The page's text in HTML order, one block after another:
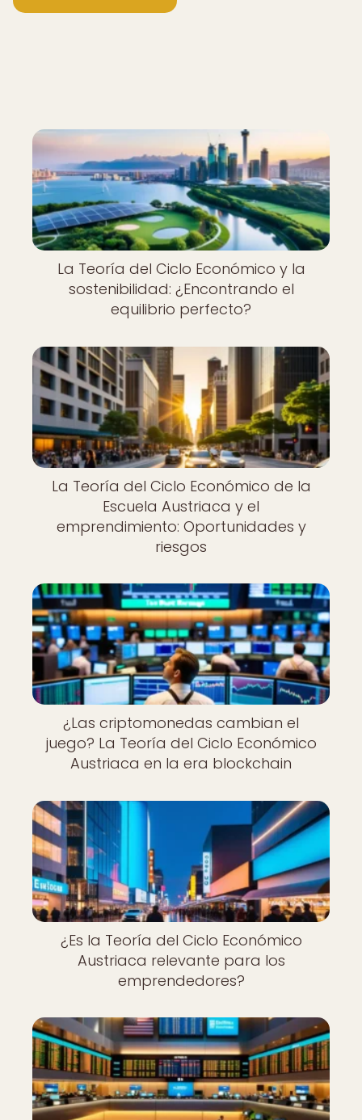
La Teoría del Ciclo Económico y la
sostenibilidad: ¿Encontrando el
equilibrio perfecto?
La Teoría del Ciclo Económico de la
Escuela Austriaca y el
emprendimiento: Oportunidades y
riesgos
¿Las criptomonedas cambian el
juego? La Teoría del Ciclo Económico
Austriaca en la era blockchain
¿Es la Teoría del Ciclo Económico
Austriaca relevante para los
emprendedores?